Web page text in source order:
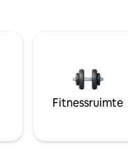
Fitnessruimte